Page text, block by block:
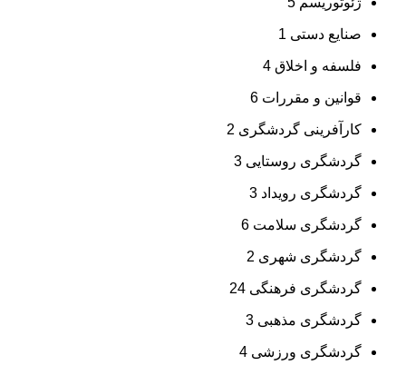
صنایع دستی 1
فلسفه و اخلاق 4
قوانین و مقررات 6
کارآفرینی گردشگری 2
گردشگری روستایی 3
گردشگری رویداد 3
گردشگری سلامت 6
گردشگری شهری 2
گردشگری فرهنگی 24
گردشگری مذهبی 3
گردشگری ورزشی 4